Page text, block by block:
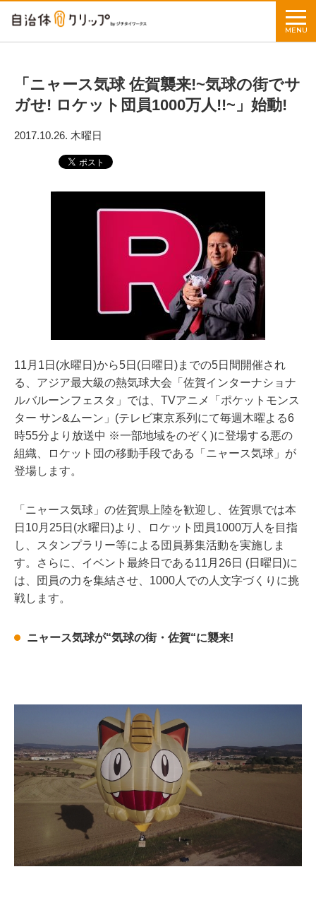
MENU
「ニャース気球 佐賀襲来!~気球の街でサ
ガせ! ロケット団員1000万人!!~」始動!
2017.10.26. 木曜日
11月1日(水曜日)から5日(日曜日)までの5日間開催され
る、アジア最大級の熱気球大会「佐賀インターナショナ
ルバルーンフェスタ」では、TVアニメ「ポケットモンス
ター サン&ムーン」(テレビ東京系列にて毎週木曜よる6
時55分より放送中 ※一部地域をのぞく)に登場する悪の
組織、ロケット団の移動手段である「ニャース気球」が
登場します。
「ニャース気球」の佐賀県上陸を歓迎し、佐賀県では本
日10月25日(水曜日)より、ロケット団員1000万人を目指
し、スタンプラリー等による団員募集活動を実施しま
す。さらに、イベント最終日である11月26日 (日曜日)に
は、団員の力を集結させ、1000人での人文字づくりに挑
戦します。
ニャース気球が“気球の街・佐賀“に襲来!